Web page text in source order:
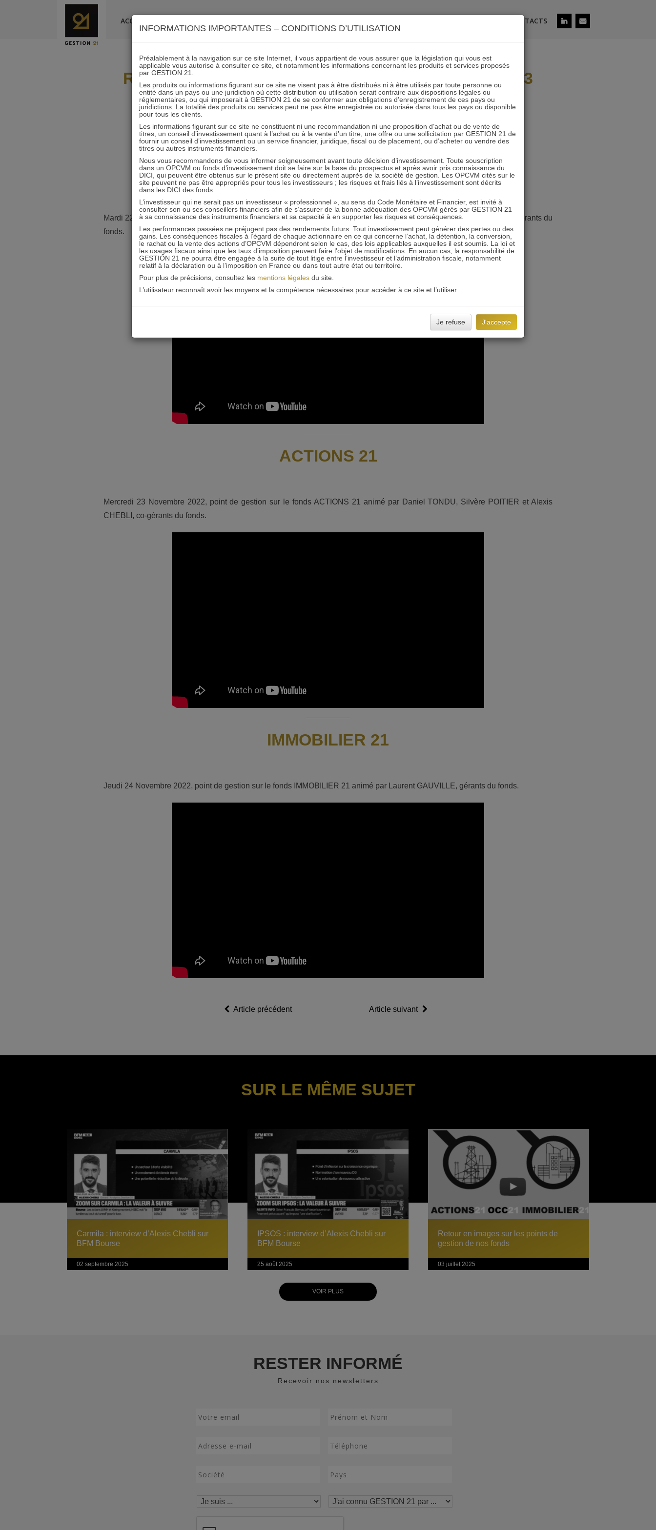
ACCUEIL CONTACTS
Retour en images sur les points de gestion de nos 3
fonds
25.11.2022 - Partagez l'article sur
OCC 21
Mardi 22 Novembre 2022, point de gestion sur le fonds OCC 21 animé par Laurent GAUVILLE et Pierre POUGNET, co-gérants du
fonds.
ACTIONS 21
Mercredi 23 Novembre 2022, point de gestion sur le fonds ACTIONS 21 animé par Daniel TONDU, Silvère POITIER et Alexis
CHEBLI, co-gérants du fonds.
IMMOBILIER 21
Jeudi 24 Novembre 2022, point de gestion sur le fonds IMMOBILIER 21 animé par Laurent GAUVILLE, gérants du fonds.
Article précédent Article suivant
SUR LE MÊME SUJET
Carmila : interview d’Alexis Chebli sur
BFM Bourse
02 septembre 2025
IPSOS : interview d’Alexis Chebli sur
BFM Bourse
25 août 2025
Retour en images sur les points de
gestion de nos fonds
03 juillet 2025
VOIR PLUS
RESTER INFORMÉ
Recevoir nos newsletters
INFORMATIONS IMPORTANTES – CONDITIONS D’UTILISATION
Préalablement à la navigation sur ce site Internet, il vous appartient de vous assurer que la législation qui vous est
applicable vous autorise à consulter ce site, et notamment les informations concernant les produits et services proposés
par GESTION 21.
Les produits ou informations figurant sur ce site ne visent pas à être distribués ni à être utilisés par toute personne ou
entité dans un pays ou une juridiction où cette distribution ou utilisation serait contraire aux dispositions légales ou
réglementaires, ou qui imposerait à GESTION 21 de se conformer aux obligations d’enregistrement de ces pays ou
juridictions. La totalité des produits ou services peut ne pas être enregistrée ou autorisée dans tous les pays ou disponible
pour tous les clients.
Les informations figurant sur ce site ne constituent ni une recommandation ni une proposition d’achat ou de vente de
titres, un conseil d’investissement quant à l’achat ou à la vente d’un titre, une offre ou une sollicitation par GESTION 21 de
fournir un conseil d’investissement ou un service financier, juridique, fiscal ou de placement, ou d’acheter ou vendre des
titres ou autres instruments financiers.
Nous vous recommandons de vous informer soigneusement avant toute décision d’investissement. Toute souscription
dans un OPCVM ou fonds d’investissement doit se faire sur la base du prospectus et après avoir pris connaissance du
DICI, qui peuvent être obtenus sur le présent site ou directement auprès de la société de gestion. Les OPCVM cités sur le
site peuvent ne pas être appropriés pour tous les investisseurs ; les risques et frais liés à l’investissement sont décrits
dans les DICI des fonds.
L’investisseur qui ne serait pas un investisseur « professionnel », au sens du Code Monétaire et Financier, est invité à
consulter son ou ses conseillers financiers afin de s’assurer de la bonne adéquation des OPCVM gérés par GESTION 21
à sa connaissance des instruments financiers et sa capacité à en supporter les risques et conséquences.
Les performances passées ne préjugent pas des rendements futurs. Tout investissement peut générer des pertes ou des
gains. Les conséquences fiscales à l’égard de chaque actionnaire en ce qui concerne l’achat, la détention, la conversion,
le rachat ou la vente des actions d’OPCVM dépendront selon le cas, des lois applicables auxquelles il est soumis. La loi et
les usages fiscaux ainsi que les taux d’imposition peuvent faire l’objet de modifications. En aucun cas, la responsabilité de
GESTION 21 ne pourra être engagée à la suite de tout litige entre l’investisseur et l’administration fiscale, notamment
relatif à la déclaration ou à l’imposition en France ou dans tout autre état ou territoire.
Pour plus de précisions, consultez les mentions légalesdu site.
L’utilisateur reconnaît avoir les moyens et la compétence nécessaires pour accéder à ce site et l’utiliser.
Je refuse J'accepte